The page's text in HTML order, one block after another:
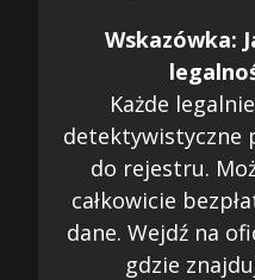
Wskazówka:
Każde
detektywistyczne
do rejestru.
całkowicie
dane. Wejdź na
gdzie